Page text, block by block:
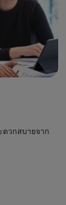
วกสบายจาก